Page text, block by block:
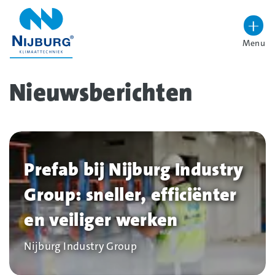
overslaan
Hoog contrast wisselenMenu
Nieuwsberichten
Filters
overslaan
Prefab bij Nijburg Industry
Group: sneller, efficiënter
en veiliger werken
Bedrijf
Nijburg Industry Group